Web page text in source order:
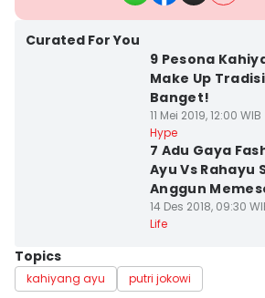
Curated For You
9 Pesona
Make Up
Banget!
11 Mei 2019, 12:00 WIB
Hype
7 Adu Gaya
Ayu Vs Rahayu
Anggun
14 Des 2018, 09:30
Life
Topics
kahiyang ayu putri jokowi